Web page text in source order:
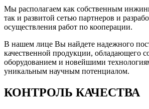
Мы располагаем как собственным
так и развитой сетью партнеров и
осуществления работ по кооперации.
В нашем лице Вы найдете надежного
качественной продукции, обладающего
оборудованием и новейшими
уникальным научным потенциалом.
КОНТРОЛЬ КАЧЕСТВА